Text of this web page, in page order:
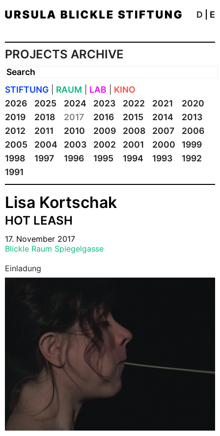
D E
PROJECTS ARCHIVE
STIFTUNG RAUM LAB
KINO
2026
2025 2024 2023 2022 2021
2020
2019
2018 2017 2016 2015 2014
2013
2012
2011 2010 2009 2008 2007
2006
2005
2004 2003 2002 2001 2000
1999
1998
1997 1996 1995 1994 1993
1992
1991
Lisa Kortschak
HOT LEASH
17. November 2017
Blickle Raum Spiegelgasse
Einladung